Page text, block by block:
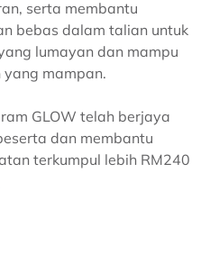
serta membantu
bebas dalam talian untuk
lumayan dan mampu
mampan.
GLOW telah berjaya
dan membantu
terkumpul lebih RM240